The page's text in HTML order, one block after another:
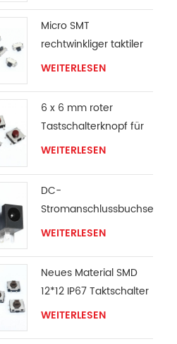
Micro SMT
rechtwinkliger taktiler
Schalter
WEITERLESEN
6 x 6 mm roter
Tastschalterknopf für
Oberflächenmontage
WEITERLESEN
DC-
Stromanschlussbuchse
WEITERLESEN
Neues Material SMD
12*12 IP67 Taktschalter
WEITERLESEN